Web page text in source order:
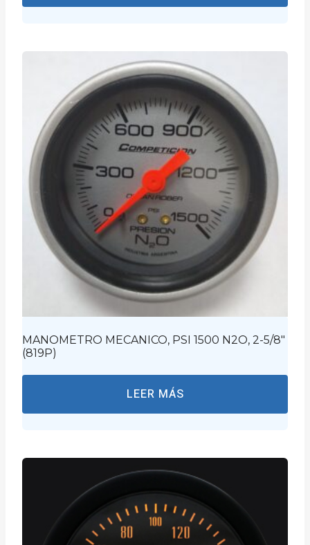
MANOMETRO MECANICO, PSI 1500 N2O, 2-5/8″
(819P)
LEER MÁS